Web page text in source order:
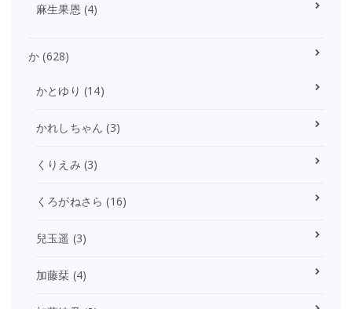
麻生果恩 (4)
か (628)
かとゆり (14)
かれしちゃん (3)
くりえみ (3)
くろがねさら (16)
兒玉遥 (3)
加藤栞 (4)